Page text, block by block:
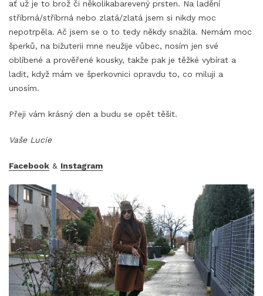
ať už je to brož či několikabarevený prsten. Na ladění
stříbrná/stříbrná nebo zlatá/zlatá jsem si nikdy moc
nepotrpěla. Ač jsem se o to tedy někdy snažila. Nemám moc
šperků, na bižuterii mne neužije vůbec, nosím jen své
oblíbené a prověřené kousky, takže pak je těžké vybírat a
ladit, když mám ve šperkovnici opravdu to, co miluji a
unosím.
Přeji vám krásný den a budu se opět těšit.
Vaše Lucie
Facebook & Instagram